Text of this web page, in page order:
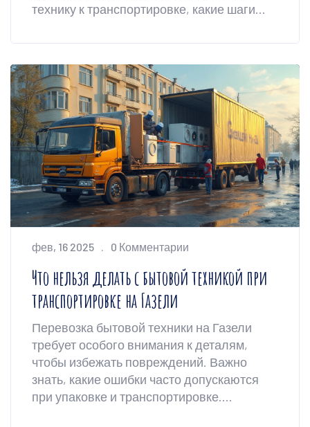
технику к транспортировке, какие шаги
перевозки и как экономить время и силы.
Вы узнаете полезные советы и хитрости,
которые облегчат процесс. Эта статья
поможет вам избежать типичных ошибок,
сделав перевозку максимально
эффективной.
фев, 16 2025 0 Комментарии
Что нельзя делать с бытовой техникой при
транспортировке на Газели
Перевозка бытовой техники на Газели
требует особого внимания к деталям,
чтобы избежать повреждений. Важно
знать, какие ошибки часто допускаются
при упаковке и транспортировке.